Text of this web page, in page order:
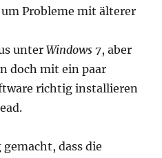
Probleme mit älterer
unterWindows 7, aber
doch mit ein paar
richtig installieren
dass die